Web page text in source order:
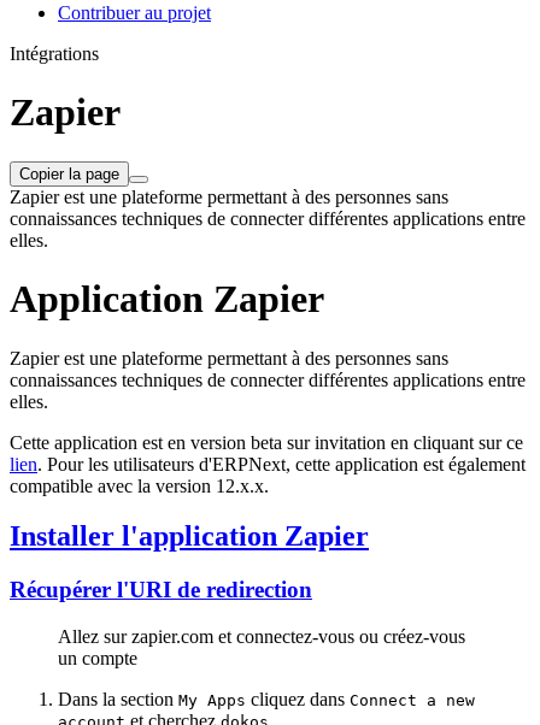
Contribuer au projet
Intégrations
Zapier
Copier la page
Zapier est une plateforme permettant à des personnes sans
connaissances techniques de connecter différentes applications entre
elles.
Application Zapier
Zapier est une plateforme permettant à des personnes sans
connaissances techniques de connecter différentes applications entre
elles.
Cette application est en version beta sur invitation en cliquant sur ce
lien. Pour les utilisateurs d'ERPNext, cette application est également
compatible avec la version 12.x.x.
Installer l'application Zapier
Récupérer l'URI de redirection
Allez sur zapier.com et connectez-vous ou créez-vous
un compte
Dans la section My Apps cliquez dans Connect a new